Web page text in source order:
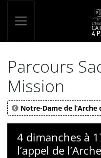
Parcours
Mission
Notre-Dame de l’Arche
4 dimanches à
l’appel de
Panneau de gestion des